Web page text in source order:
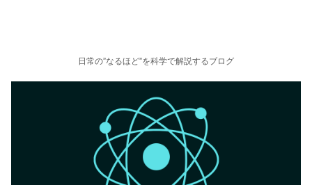
日常の”なるほど”を科学で解説するブログ